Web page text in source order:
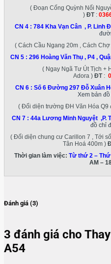
( Đoạn Cống Quỳnh Nối
) ĐT:
CN 4 : 784 Kha Vạn Cân , P. Linh
( Cách Cầu Ngang 20m , Cách
CN 5 : 296 Hoàng Văn Thụ , P4 ,
( Ngay Ngã Tư Út Tịch +
Adora ) ĐT:
CN 6 : Số 6 Đường 297 Đỗ Xuân
Xem bản
( Đối diện trường ĐH Văn Hóa Q9
CN 7 : 44a Lương Minh Nguyệt ,P.
đồ chỉ
( Đối diện chung cư Carillon 7 , Tới
Tân Hoá 400m )
Thời gian làm việc: Từ thứ 2 – Thứ
AM –
Đánh giá (3)
3 đánh giá cho
A54